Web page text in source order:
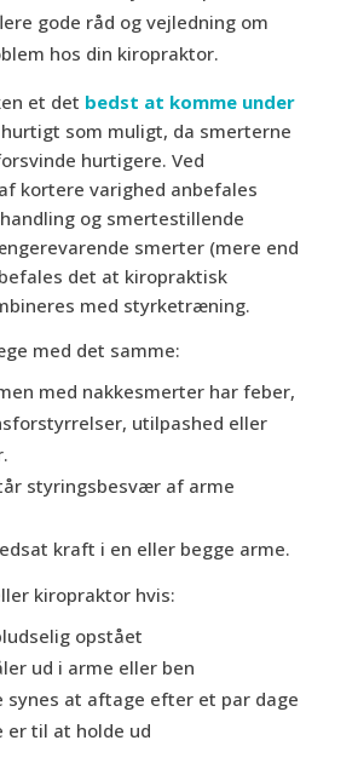
gode råd og vejledning om
hos din kiropraktor.
et det bedst at komme under
som muligt, da smerterne
hurtigere. Ved
kortere varighed anbefales
og smertestillende
smerter (mere end
det at kiropraktisk
med styrketræning.
med det samme:
med nakkesmerter har feber,
utilpashed eller
styringsbesvær af arme
kraft i en eller begge arme.
kiropraktor hvis:
opstået
ud i arme eller ben
synes at aftage efter et par dage
er til at holde ud